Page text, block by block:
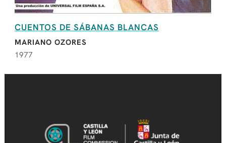
CUENTOS DE SÁBANAS BLANCAS
MARIANO OZORES
1977